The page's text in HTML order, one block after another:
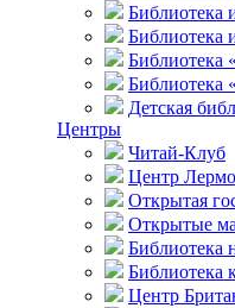
Библиотека
Библиотека
Библиотека
Библиотека
Детская
Центры
Читай-Клуб
Центр
Открытая
Открытые
Библиотека
Библиотека
Центр